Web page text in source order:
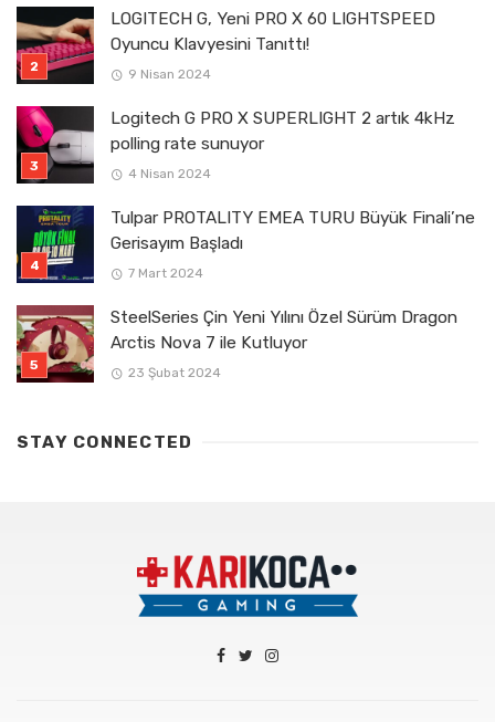
LOGITECH G, Yeni PRO X 60 LIGHTSPEED
Oyuncu Klavyesini Tanıttı!
9 Nisan 2024
Logitech G PRO X SUPERLIGHT 2 artık 4kHz
polling rate sunuyor
4 Nisan 2024
Tulpar PROTALITY EMEA TURU Büyük Finali’ne
Gerisayım Başladı
7 Mart 2024
SteelSeries Çin Yeni Yılını Özel Sürüm Dragon
Arctis Nova 7 ile Kutluyor
23 Şubat 2024
STAY CONNECTED